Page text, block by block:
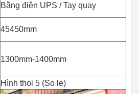
Bằng điện UPS / Tay quay
45450mm
1300mm-1400mm
Hình thoi 5 (So le)